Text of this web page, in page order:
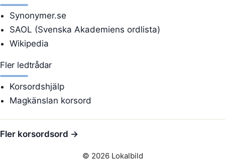
Synonymer.se
SAOL (Svenska Akademiens ordlista)
Wikipedia
Fler ledtrådar
Korsordshjälp
Magkänslan korsord
Fler korsordsord →
© 2026 Lokalbild